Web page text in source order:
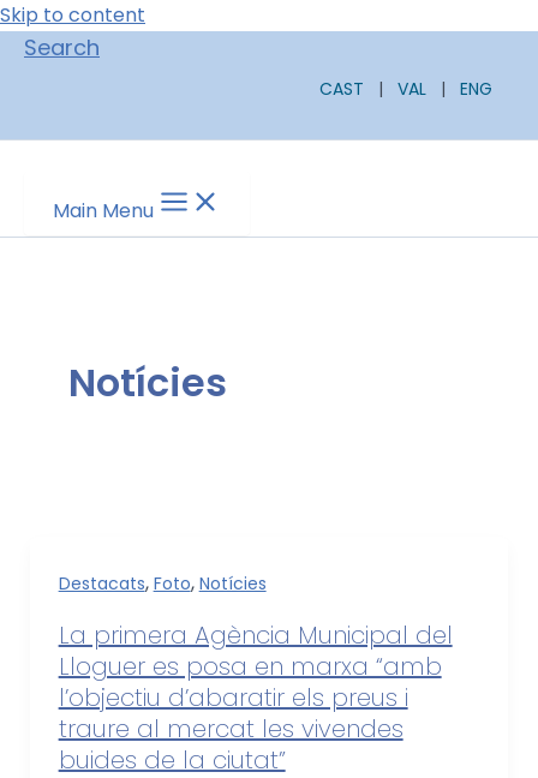
Skip to content
Search
CAST | VAL | ENG
Main Menu
Notícies
Destacats, Foto, Notícies
La primera Agència Municipal del
Lloguer es posa en marxa “amb
l’objectiu d’abaratir els preus i
traure al mercat les vivendes
buides de la ciutat”